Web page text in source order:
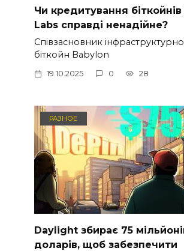
Чи кредитування
Labs справді ненадійне?
Співзасновник
біткойн Babylon
19.10.2025 0 28
РАЗНОЕ
Daylight збирає 75
доларів, щоб забезпечити